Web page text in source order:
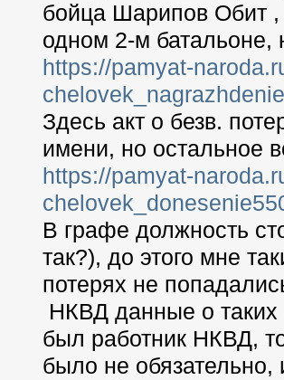
бойца Шарипов Обит
одном 2-м батальоне,
https://pamyat-
Здесь акт о безв.
имени, но остальное
https://pamyat-
В графе должность
так?), до этого мне
потерях не
НКВД данные о таких
был работник НКВД,
было не обязательно,